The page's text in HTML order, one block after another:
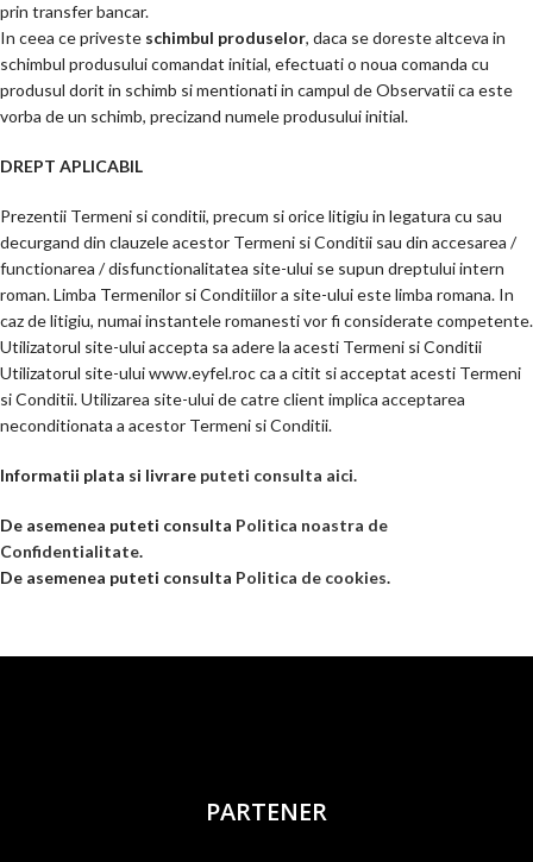
prin transfer bancar.
In ceea ce priveste schimbul produselor, daca se doreste altceva in
schimbul produsului comandat initial, efectuati o noua comanda cu
produsul dorit in schimb si mentionati in campul de Observatii ca este
vorba de un schimb, precizand numele produsului initial.
DREPT APLICABIL
Prezentii Termeni si conditii, precum si orice litigiu in legatura cu sau
decurgand din clauzele acestor Termeni si Conditii sau din accesarea /
functionarea / disfunctionalitatea site-ului se supun dreptului intern
roman. Limba Termenilor si Conditiilor a site-ului este limba romana. In
caz de litigiu, numai instantele romanesti vor fi considerate competente.
Utilizatorul site-ului accepta sa adere la acesti Termeni si Conditii
Utilizatorul site-ului www.eyfel.roc ca a citit si acceptat acesti Termeni
si Conditii. Utilizarea site-ului de catre client implica acceptarea
neconditionata a acestor Termeni si Conditii.
Informatii plata si livrare puteti consulta aici.
De asemenea puteti consulta Politica noastra de
Confidentialitate.
De asemenea puteti consulta Politica de cookies.
PARTENER